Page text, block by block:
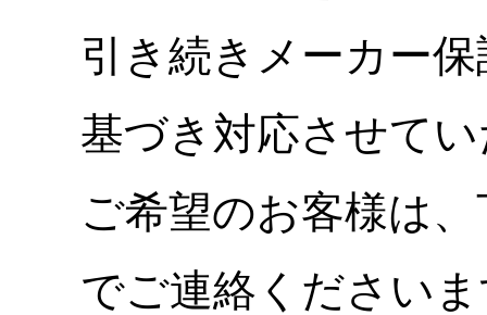
引き続きメーカー
基づき対応させて
ご希望のお客様は
でご連絡ください